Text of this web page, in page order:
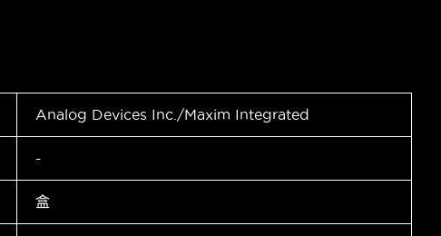
Analog Devices Inc./Maxim Integrated
-
盒